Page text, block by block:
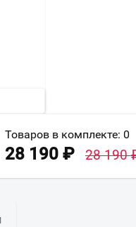
Товаров в комплекте: 0
28 190 ₽ 28 190